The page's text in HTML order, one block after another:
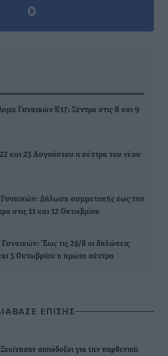
0
Γυναικών Κ17: Σέντρα στις 8 και 9
και 23 Αυγούστου η σέντρα του νέου
Γυναικών: Δήλωση συμμετοχής έως την
στις 11 και 12 Οκτωβρίου
Έως τις 25/8 οι δηλώσεις
5 Οκτωβρίου η πρώτη σέντρα
ΕΠΙΣΗΣ
αισιόδοξοι για την παρθενική